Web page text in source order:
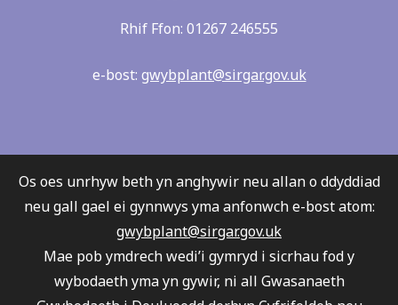
Rhif Ffon: 01267 246555
e-bost: gwybplant@sirgar.gov.uk
Os oes unrhyw beth yn anghywir neu allan o ddyddiad
neu gall gael ei gynnwys yma anfonwch e-bost atom:
gwybplant@sirgar.gov.uk
Mae pob ymdrech wedi’i gymryd i sicrhau fod y
wybodaeth yma yn gywir, ni all Gwasanaeth